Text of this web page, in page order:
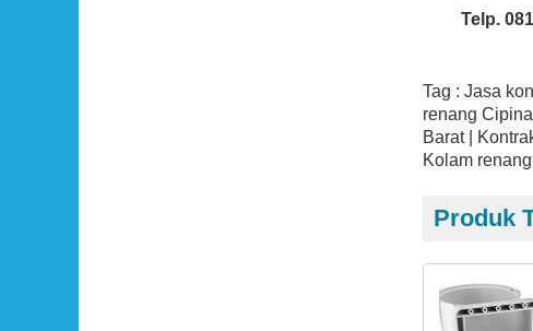
Telp.
Tag : Jasa
renang
Barat |
Kolam
Produk